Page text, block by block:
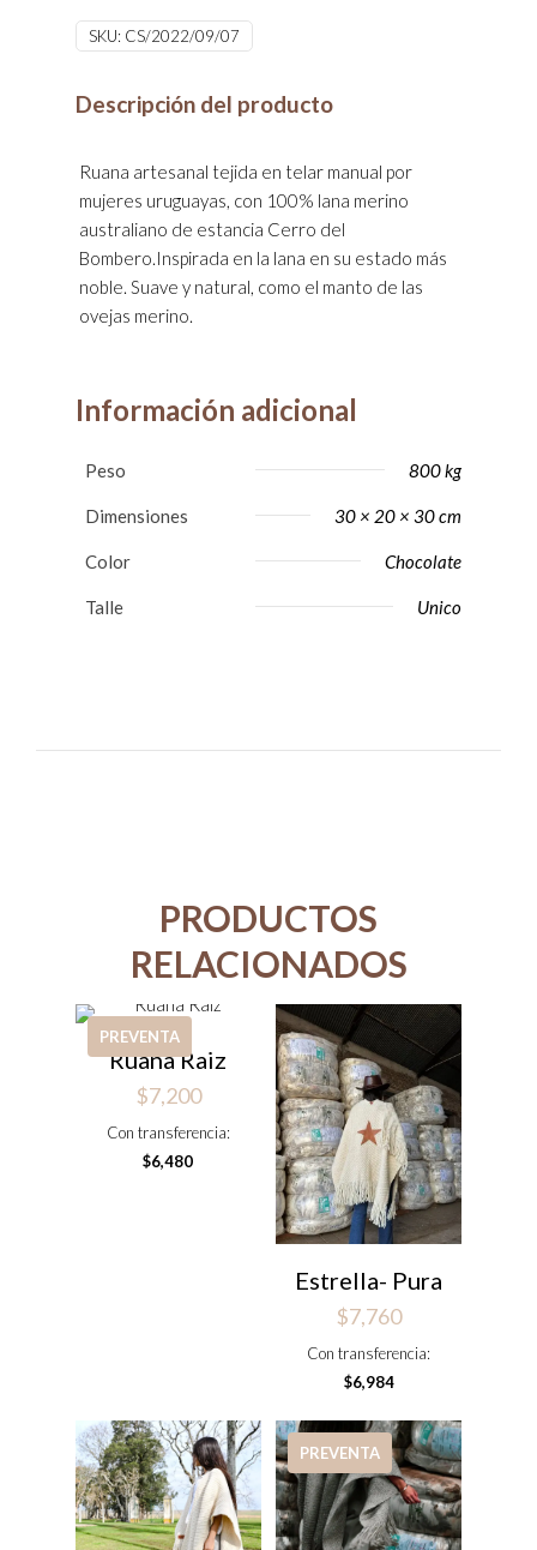
SKU: CS/2022/09/07
Descripción del producto
Ruana artesanal tejida en telar manual por
mujeres uruguayas, con 100% lana merino
australiano de estancia Cerro del
Bombero.Inspirada en la lana en su estado más
noble. Suave y natural, como el manto de las
ovejas merino.
Información adicional
Peso 800 kg
Dimensiones 30 × 20 × 30 cm
Color Chocolate
Talle Unico
PRODUCTOS
RELACIONADOS
PREVENTA
Ruana Raiz
$7,200
Con transferencia:
$6,480
Estrella- Pura
$7,760
Con transferencia:
$6,984
PREVENTA